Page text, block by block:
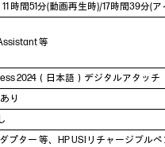
時間51分(動画再生時)/17時間39分(
等
2024（日本語）デジタルアタッチ
り
プター 等、HP USIリチャージブルペ